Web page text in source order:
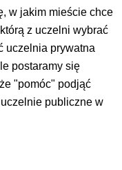
w jakim mieście chce
z uczelni wybrać
uczelnia prywatna
postaramy się
"pomóc" podjąć
publiczne w